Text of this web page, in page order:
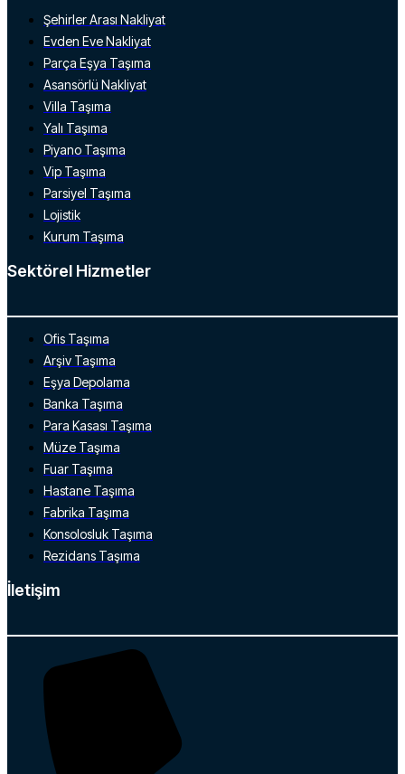
Şehirler Arası Nakliyat
Evden Eve Nakliyat
Parça Eşya Taşıma
Asansörlü Nakliyat
Villa Taşıma
Yalı Taşıma
Piyano Taşıma
Vip Taşıma
Parsiyel Taşıma
Lojistik
Kurum Taşıma
Sektörel Hizmetler
Ofis Taşıma
Arşiv Taşıma
Eşya Depolama
Banka Taşıma
Para Kasası Taşıma
Müze Taşıma
Fuar Taşıma
Hastane Taşıma
Fabrika Taşıma
Konsolosluk Taşıma
Rezidans Taşıma
İletişim